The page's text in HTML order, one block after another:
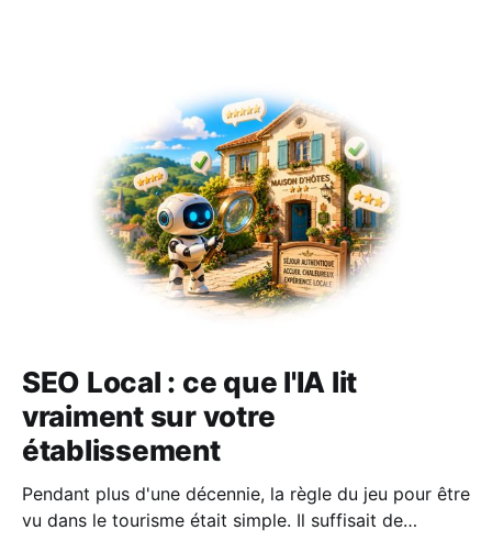
SEO Local : ce que l'IA lit
vraiment sur votre
établissement
Pendant plus d'une décennie, la règle du jeu pour être
vu dans le tourisme était simple. Il suffisait de